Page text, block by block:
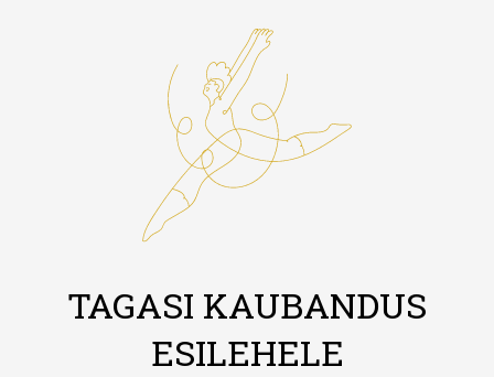
TAGASI KAUBANDUS
ESILEHELE